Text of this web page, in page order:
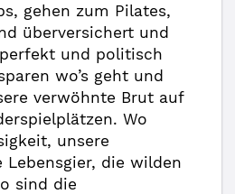
gehen zum Pilates,
überversichert und
und politisch
wo’s geht und
verwöhnte Brut auf
Wo
unsere
Lebensgier, die wilden
sind die